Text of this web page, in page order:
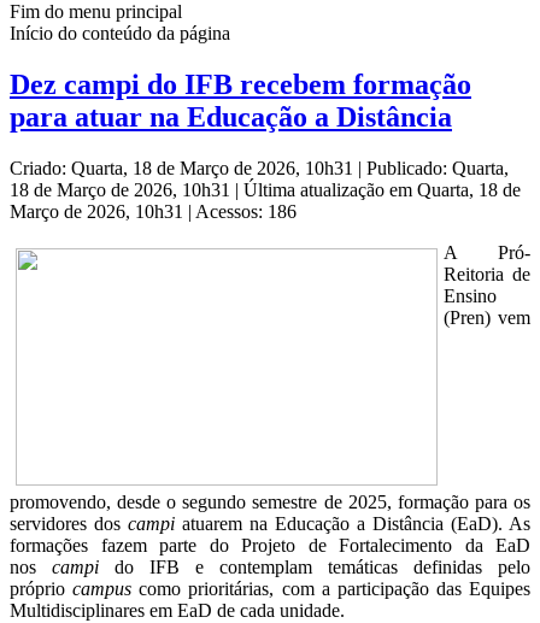
Fim do menu principal
Início do conteúdo da página
Dez campi do IFB recebem formação
para atuar na Educação a Distância
Criado: Quarta, 18 de Março de 2026, 10h31 | Publicado: Quarta,
18 de Março de 2026, 10h31 | Última atualização em Quarta, 18 de
Março de 2026, 10h31 | Acessos: 186
A Pró-
Reitoria de
Ensino
(Pren) vem
promovendo, desde o segundo semestre de 2025, formação para os
servidores dos campi atuarem na Educação a Distância (EaD). As
formações fazem parte do Projeto de Fortalecimento da EaD
nos campi do IFB e contemplam temáticas definidas pelo
própriocampus como prioritárias, com a participação das Equipes
Multidisciplinares em EaD de cada unidade.